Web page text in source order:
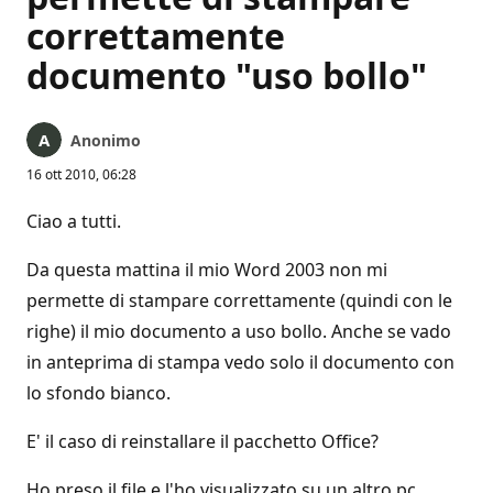
correttamente
documento "uso bollo"
Anonimo
16 ott 2010, 06:28
Ciao a tutti.
Da questa mattina il mio Word 2003 non mi
permette di stampare correttamente (quindi con le
righe) il mio documento a uso bollo. Anche se vado
in anteprima di stampa vedo solo il documento con
lo sfondo bianco.
E' il caso di reinstallare il pacchetto Office?